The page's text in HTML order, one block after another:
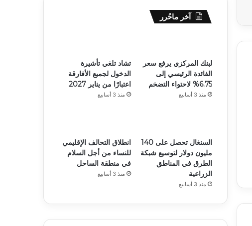
آخر ماحُرر
لبنك المركزي يرفع سعر
الفائدة الرئيسي إلى
6.75% لاحتواء التضخم
منذ 3 أسابيع
تشاد تلغي تأشيرة
الدخول لجميع الأفارقة
اعتبارًا من يناير 2027
منذ 3 أسابيع
السنغال تحصل على 140
مليون دولار لتوسيع شبكة
الطرق في المناطق
الزراعية
منذ 3 أسابيع
انطلاق التحالف الإقليمي
للنساء من أجل السلام
في منطقة الساحل
منذ 3 أسابيع